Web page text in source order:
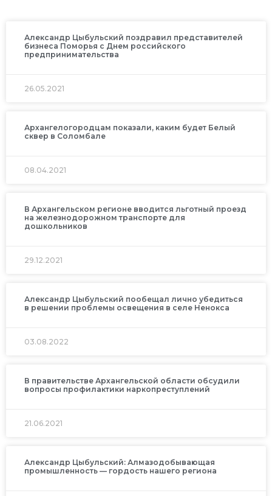
Александр Цыбульский поздравил представителей
бизнеса Поморья с Днем российского
предпринимательства
26.05.2021
Архангелогородцам показали, каким будет Белый
сквер в Соломбале
08.04.2021
В Архангельском регионе вводится льготный проезд
на железнодорожном транспорте для
дошкольников
29.12.2021
Александр Цыбульский пообещал лично убедиться
в решении проблемы освещения в селе Ненокса
03.08.2022
В правительстве Архангельской области обсудили
вопросы профилактики наркопреступлений
21.06.2021
Александр Цыбульский: Алмазодобывающая
промышленность — гордость нашего региона